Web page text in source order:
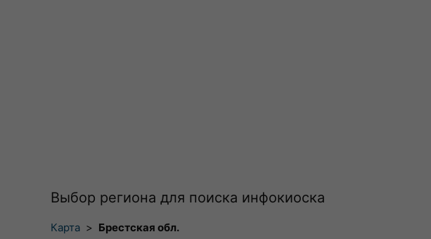
Выбор региона для поиска инфокиоска
Карта > Брестская обл.